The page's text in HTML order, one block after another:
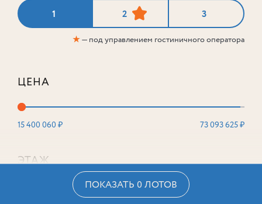
1 2 3
★— под управлением гостиничного оператора
ЦЕНА
15 400 060 ₽ 73 093 625 ₽
ЭТАЖ
ПОКАЗАТЬ 0 ЛОТОВ